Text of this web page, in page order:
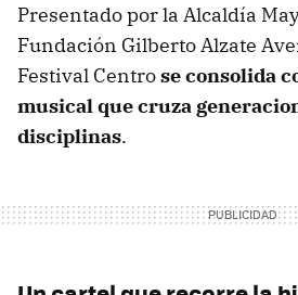
Presentado por la Alcaldía
Fundación Gilberto Alzate
Festival Centrose consolida
musical que cruza
disciplinas.